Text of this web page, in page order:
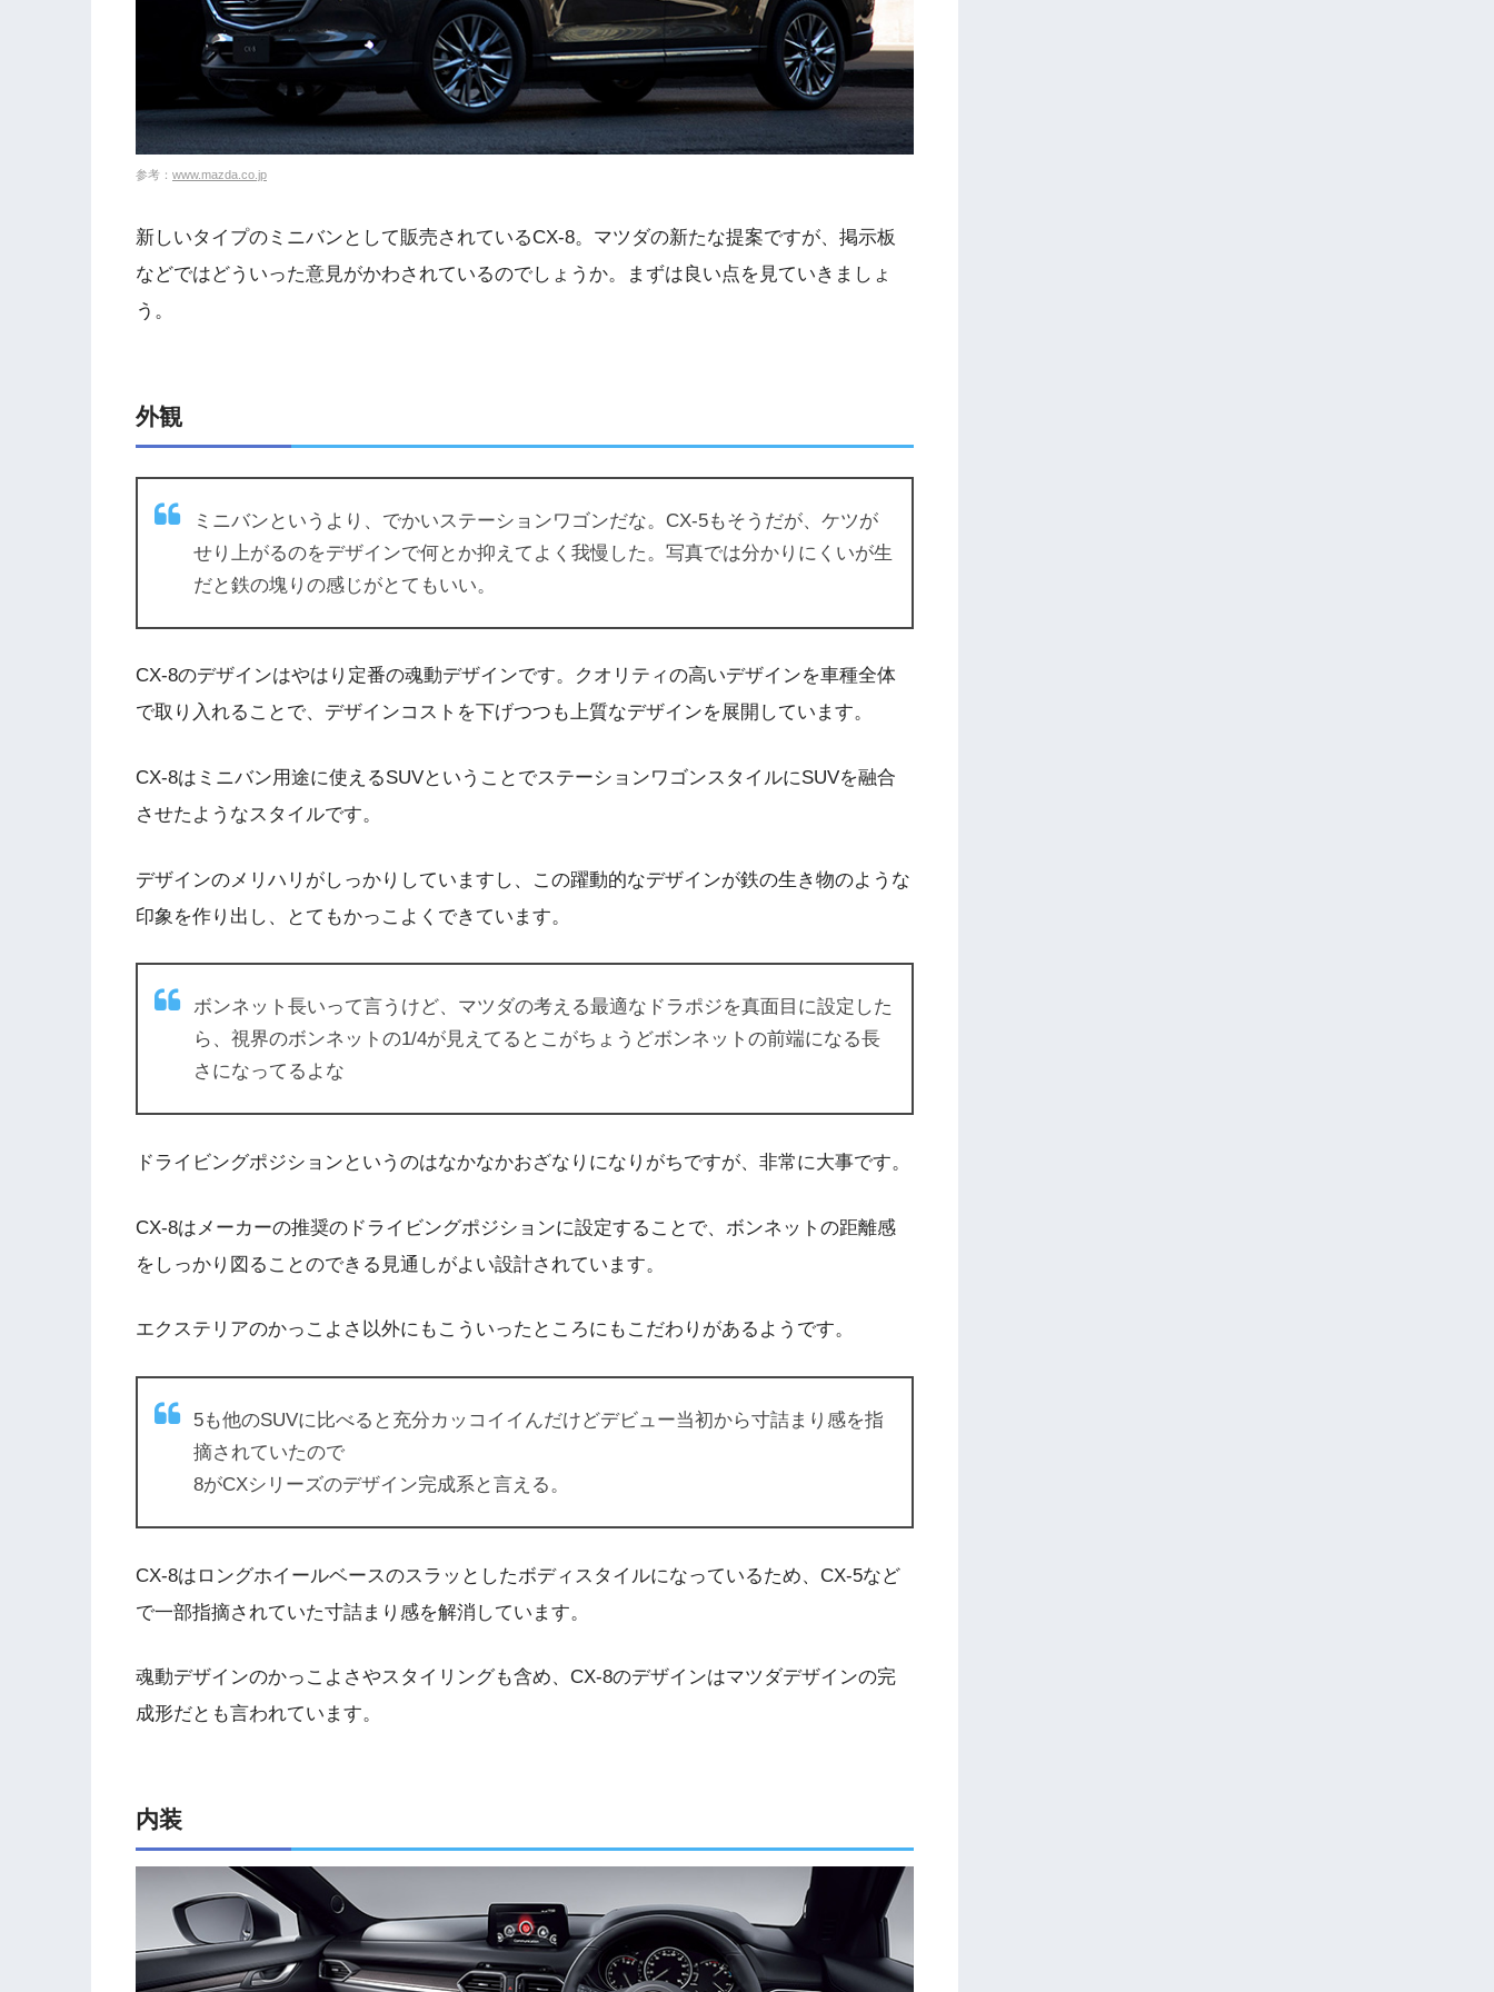
参考： www.mazda.co.jp
新しいタイプのミニバンとして販売されているCX-8。マツダの新たな提案ですが、掲示板
などではどういった意見がかわされているのでしょうか。まずは良い点を見ていきましょ
う。
外観
ミニバンというより、でかいステーションワゴンだな。CX-5もそうだが、ケツが
せり上がるのをデザインで何とか抑えてよく我慢した。写真では分かりにくいが生
だと鉄の塊りの感じがとてもいい。
CX-8のデザインはやはり定番の魂動デザインです。クオリティの高いデザインを車種全体
で取り入れることで、デザインコストを下げつつも上質なデザインを展開しています。
CX-8はミニバン用途に使えるSUVということでステーションワゴンスタイルにSUVを融合
させたようなスタイルです。
デザインのメリハリがしっかりしていますし、この躍動的なデザインが鉄の生き物のような
印象を作り出し、とてもかっこよくできています。
ボンネット長いって言うけど、マツダの考える最適なドラポジを真面目に設定した
ら、視界のボンネットの1/4が見えてるとこがちょうどボンネットの前端になる長
さになってるよな
ドライビングポジションというのはなかなかおざなりになりがちですが、非常に大事です。
CX-8はメーカーの推奨のドライビングポジションに設定することで、ボンネットの距離感
をしっかり図ることのできる見通しがよい設計されています。
エクステリアのかっこよさ以外にもこういったところにもこだわりがあるようです。
5も他のSUVに比べると充分カッコイイんだけどデビュー当初から寸詰まり感を指
摘されていたので
8がCXシリーズのデザイン完成系と言える。
CX-8はロングホイールベースのスラッとしたボディスタイルになっているため、CX-5など
で一部指摘されていた寸詰まり感を解消しています。
魂動デザインのかっこよさやスタイリングも含め、CX-8のデザインはマツダデザインの完
成形だとも言われています。
内装